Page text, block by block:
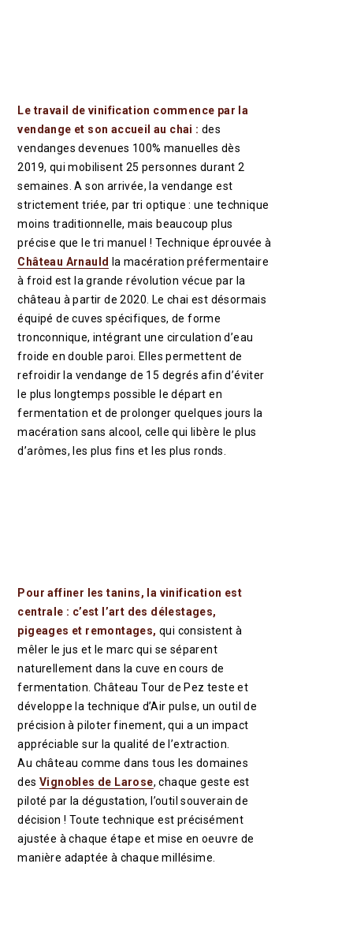
Le travail de vinification commence par la
vendange et son accueil au chai : des
vendanges devenues 100% manuelles dès
2019, qui mobilisent 25 personnes durant 2
semaines. A son arrivée, la vendange est
strictement triée, par tri optique : une technique
moins traditionnelle, mais beaucoup plus
précise que le tri manuel ! Technique éprouvée à
Château Arnauld
la macération préfermentaire
à froid est la grande révolution vécue par la
château à partir de 2020. Le chai est désormais
équipé de cuves spécifiques, de forme
tronconnique, intégrant une circulation d’eau
froide en double paroi. Elles permettent de
refroidir la vendange de 15 degrés afin d’éviter
le plus longtemps possible le départ en
fermentation et de prolonger quelques jours la
macération sans alcool, celle qui libère le plus
d’arômes, les plus fins et les plus ronds.
Pour affiner les tanins, la vinification est
centrale : c’est l’art des délestages,
pigeages et remontages,qui consistent à
mêler le jus et le marc qui se séparent
naturellement dans la cuve en cours de
fermentation. Château Tour de Pez teste et
développe la technique d’Air pulse, un outil de
précision à piloter finement, qui a un impact
appréciable sur la qualité de l’extraction.
Au château comme dans tous les domaines
desVignobles de Larose, chaque geste est
piloté par la dégustation, l’outil souverain de
décision ! Toute technique est précisément
ajustée à chaque étape et mise en oeuvre de
manière adaptée à chaque millésime.